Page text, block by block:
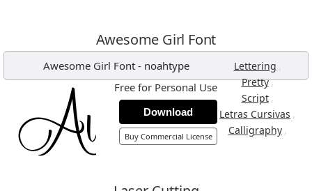
Awesome Girl Font
Awesome Girl Font- noahtype Lettering ,
Pretty,
Script ,
Letras Cursivas ,
Calligraphy ,
Free for Personal Use
Download
Buy Commercial License